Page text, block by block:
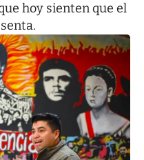
hoy sienten que el